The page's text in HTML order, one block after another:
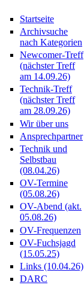
Startseite
Archivsuche
nach Kategorien
Newcomer-Treff
(nächster Treff
am 14.09.26)
Technik-Treff
(nächster Treff
am 28.09.26)
Wir über uns
Ansprechpartner
Technik und
Selbstbau
(08.04.26)
OV-Termine
(05.08.26)
OV-Abend (akt.
05.08.26)
OV-Frequenzen
OV-Fuchsjagd
(15.05.25)
Links (10.04.26)
DARC